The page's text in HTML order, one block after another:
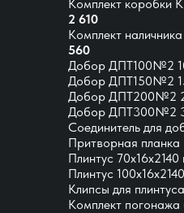
Комплект коробки
2 610
Комплект
560
Добор ДПТ100№2
Добор ДПТ150№2
Добор ДПТ200№2
Добор ДПТ300№2
Соединитель для
Притворная
Плинтус
Плинтус
Клипсы для
Комплект погонажа